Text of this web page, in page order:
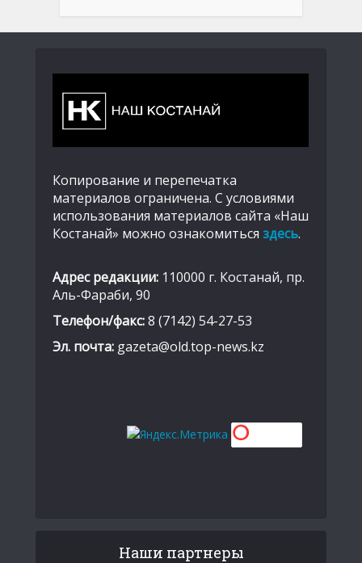
Копирование и перепечатка
материалов ограничена. С условиями
использования материалов сайта «Наш
Костанай» можно ознакомиться здесь.
Адрес редакции: 110000 г. Костанай, пр.
Аль-Фараби, 90
Телефон/факс:8 (7142) 54-27-53
Эл. почта: gazeta@old.top-news.kz
Наши партнеры